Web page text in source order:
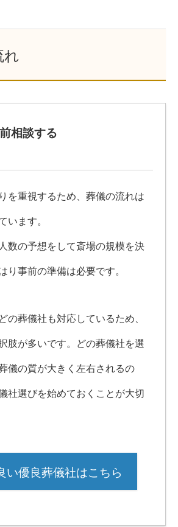
れ
相談する
を重視するため、葬儀の流れは
います。
数の予想をして斎場の規模を決
り事前の準備は必要です。
の葬儀社も対応しているため、
肢が多いです。どの葬儀社を選
儀の質が大きく左右されるの
社選びを始めておくことが大切
い優良葬儀社はこちら